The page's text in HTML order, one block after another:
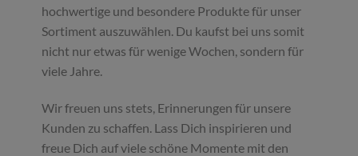
hochwertige und besondere Produkte für unser
Sortiment auszuwählen. Du kaufst bei uns somit
nicht nur etwas für wenige Wochen, sondern für
viele Jahre.
Wir freuen uns stets, Erinnerungen für unsere
Kunden zu schaffen. Lass Dich inspirieren und
freue Dich auf viele schöne Momente mit den